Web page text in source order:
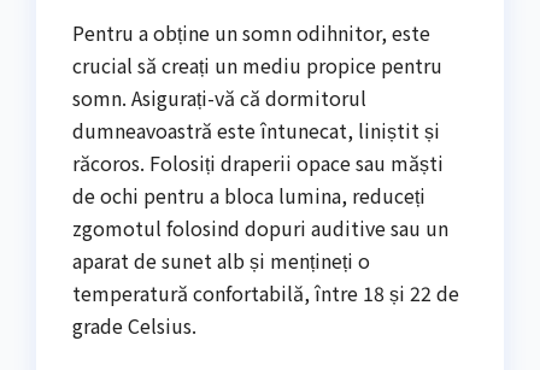
Pentru a obține un somn odihnitor, este
crucial să creați un mediu propice pentru
somn. Asigurați-vă că dormitorul
dumneavoastră este întunecat, liniștit și
răcoros. Folosiți draperii opace sau măști
de ochi pentru a bloca lumina, reduceți
zgomotul folosind dopuri auditive sau un
aparat de sunet alb și mențineți o
temperatură confortabilă, între 18 și 22 de
grade Celsius.